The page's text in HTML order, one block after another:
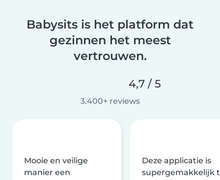
Babysits is het platform dat
gezinnen het meest
vertrouwen.
4,7 / 5
3.400+ reviews
Mooie en veilige
manier een
Deze applicatie is
supergemakkelijk